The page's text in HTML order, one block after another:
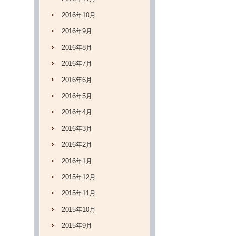
2016年10月
2016年9月
2016年8月
2016年7月
2016年6月
2016年5月
2016年4月
2016年3月
2016年2月
2016年1月
2015年12月
2015年11月
2015年10月
2015年9月